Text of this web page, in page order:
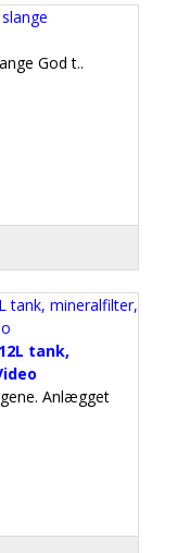
God t..
tank,
Anlægget